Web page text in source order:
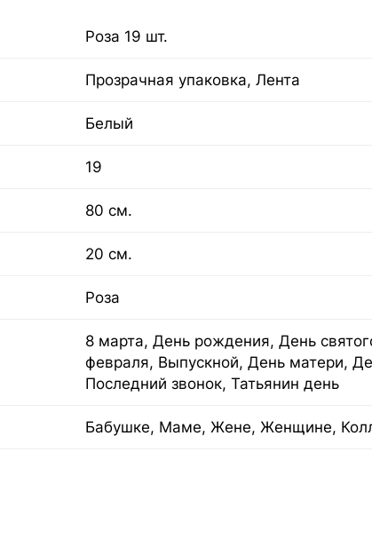
Роза 19 шт.
Прозрачная упаковка, Лента
Белый
19
80 см.
20 см.
Роза
8 марта, День рождения, День
февраля, Выпускной, День матери,
Последний звонок, Татьянин день
Бабушке, Маме, Жене, Женщине,